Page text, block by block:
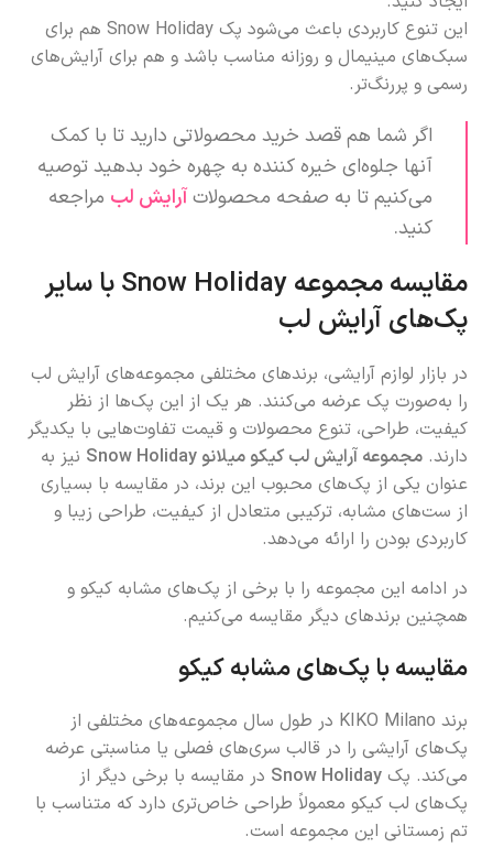
این تنوع کاربردی باعث می‌شود پک Snow Holiday هم برای
سبک‌های مینیمال و روزانه مناسب باشد و هم برای آرایش‌های
رسمی و پررنگ‌تر.
اگر شما هم قصد خرید محصولاتی دارید تا با کمک
آنها جلوه‌ای خیره کننده به چهره خود بدهید توصیه
می‌کنیم تا به صفحه محصولاتآرایش لب مراجعه
کنید.
مقایسه مجموعه Snow Holiday با سایر
پک‌های آرایش لب
در بازار لوازم آرایشی، برندهای مختلفی مجموعه‌های آرایش لب
را به‌صورت پک عرضه می‌کنند. هر یک از این پک‌ها از نظر
کیفیت، طراحی، تنوع محصولات و قیمت تفاوت‌هایی با یکدیگر
دارند.مجموعه آرایش لب کیکو میلانو Snow Holiday
نیز به
عنوان یکی از پک‌های محبوب این برند، در مقایسه با بسیاری
از ست‌های مشابه، ترکیبی متعادل از کیفیت، طراحی زیبا و
کاربردی بودن را ارائه می‌دهد.
در ادامه این مجموعه را با برخی از پک‌های مشابه کیکو و
همچنین برندهای دیگر مقایسه می‌کنیم.
مقایسه با پک‌های مشابه کیکو
برند KIKO Milano در طول سال مجموعه‌های مختلفی از
پک‌های آرایشی را در قالب سری‌های فصلی یا مناسبتی عرضه
می‌کند. پکSnow Holiday در مقایسه با برخی دیگر از
پک‌های لب کیکو معمولاً طراحی خاص‌تری دارد که متناسب با
تم زمستانی این مجموعه است.